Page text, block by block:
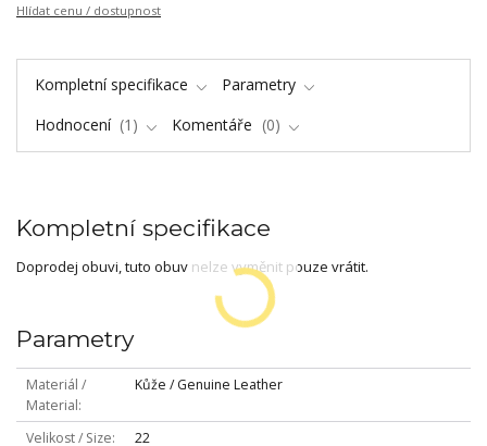
Hlídat cenu / dostupnost
Kompletní specifikace
Parametry
Hodnocení
1 Komentáře 0
Kompletní specifikace
Doprodej obuvi, tuto obuv nelze vyměnit pouze vrátit.
Parametry
Materiál /
Material
Kůže / Genuine Leather
Velikost / Size 22